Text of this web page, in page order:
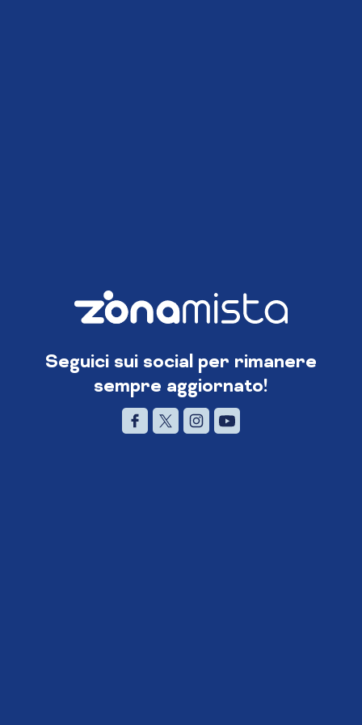
Seguici sui social per rimanere
sempre aggiornato!